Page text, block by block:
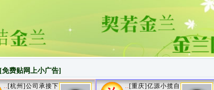
[免费贴网上小广告]
..[杭州]公司承接下
..[重庆]亿源小揽自